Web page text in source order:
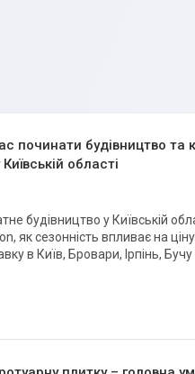
починати будівництво та
області
будівництво у Київській
як сезонність впливає на
в Київ, Бровари, Ірпінь,